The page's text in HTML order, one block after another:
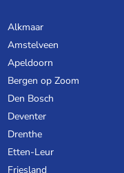
Alkmaar
Amstelveen
Apeldoorn
Bergen op Zoom
Den Bosch
Deventer
Drenthe
Etten-Leur
Friesland